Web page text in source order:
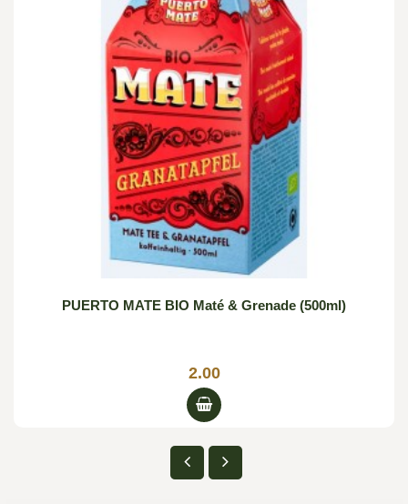
PUERTO MATE BIO Maté & Grenade (500ml)
2.00